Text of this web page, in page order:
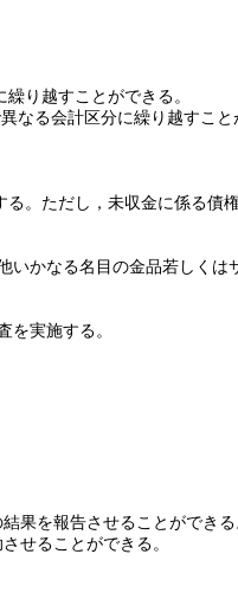
り越すことができる。
なる会計区分に繰り越すこと
。 ただし，未収金に係る債
かなる名目の金品若しく
実施する。
果を報告させることができる
せることができる。